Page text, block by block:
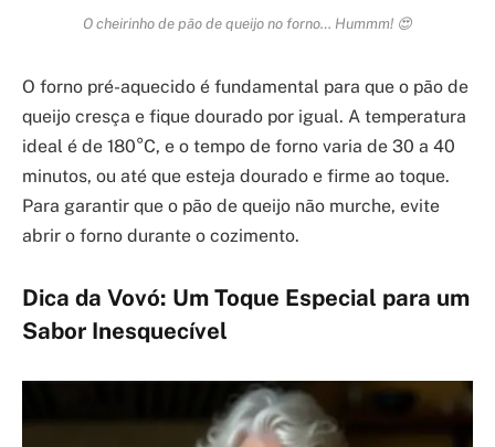
O cheirinho de pão de queijo no forno… Hummm! 😍
O forno pré-aquecido é fundamental para que o pão de
queijo cresça e fique dourado por igual. A temperatura
ideal é de 180°C, e o tempo de forno varia de 30 a 40
minutos, ou até que esteja dourado e firme ao toque.
Para garantir que o pão de queijo não murche, evite
abrir o forno durante o cozimento.
Dica da Vovó: Um Toque Especial para um
Sabor Inesquecível